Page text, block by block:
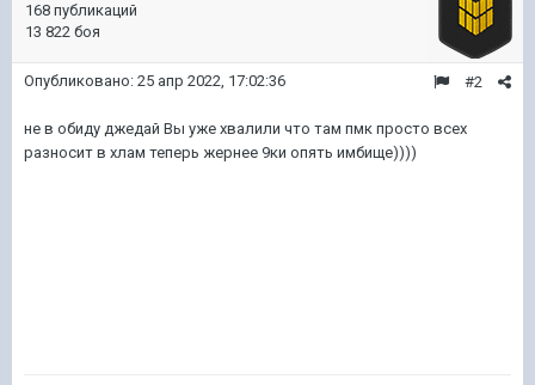
168 публикаций
13 822 боя
#2
Опубликовано: 25 апр 2022, 17:02:36
не в обиду джедай Вы уже хвалили что там пмк просто всех
разносит в хлам теперь жернее 9ки опять имбище))))